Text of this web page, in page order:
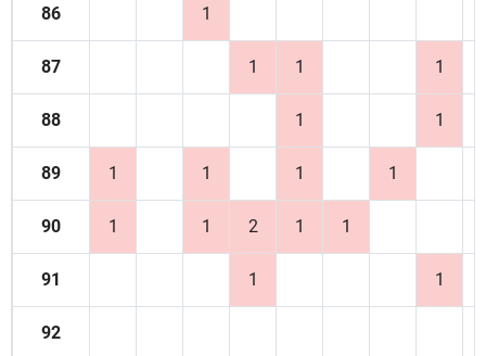
86 1
87 1 1 1
88 1 1
89 1 1 1 1
90 1 1 2 1 1
91 1 1
92